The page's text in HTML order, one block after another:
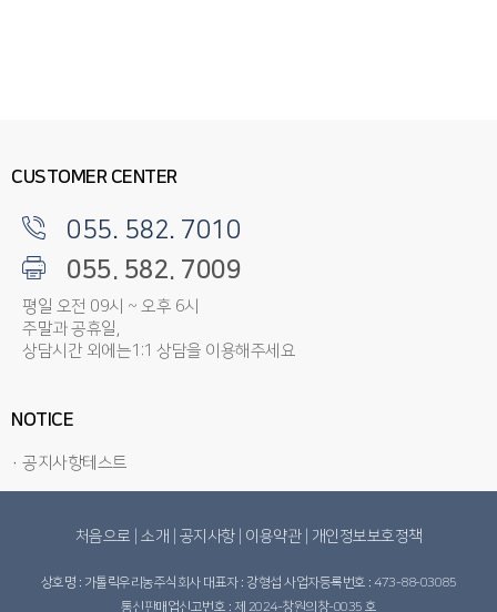
CUSTOMER CENTER
055. 582. 7010
055. 582. 7009
평일 오전 09시 ~ 오후 6시
주말과 공휴일,
상담시간 외에는1:1 상담을 이용해주세요
NOTICE
· 공지사항테스트
처음으로 소개 공지사항| 이용약관| 개인정보보호정책
상호명 : 가톨릭우리농주식회사 대표자 : 강형섭 사업자등록번호 : 473-88-03085
통신판매업신고번호 : 제 2024-창원의창-0035 호